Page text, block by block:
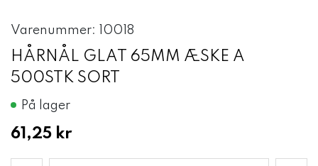
Varenummer: 10018
HÅRNÅL GLAT 65MM ÆSKE A
500STK SORT
På lager
61,25 kr